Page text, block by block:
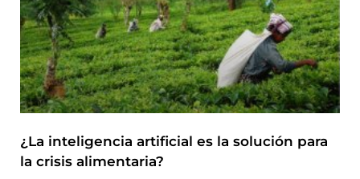
¿La inteligencia artificial es la solución para
la crisis alimentaria?